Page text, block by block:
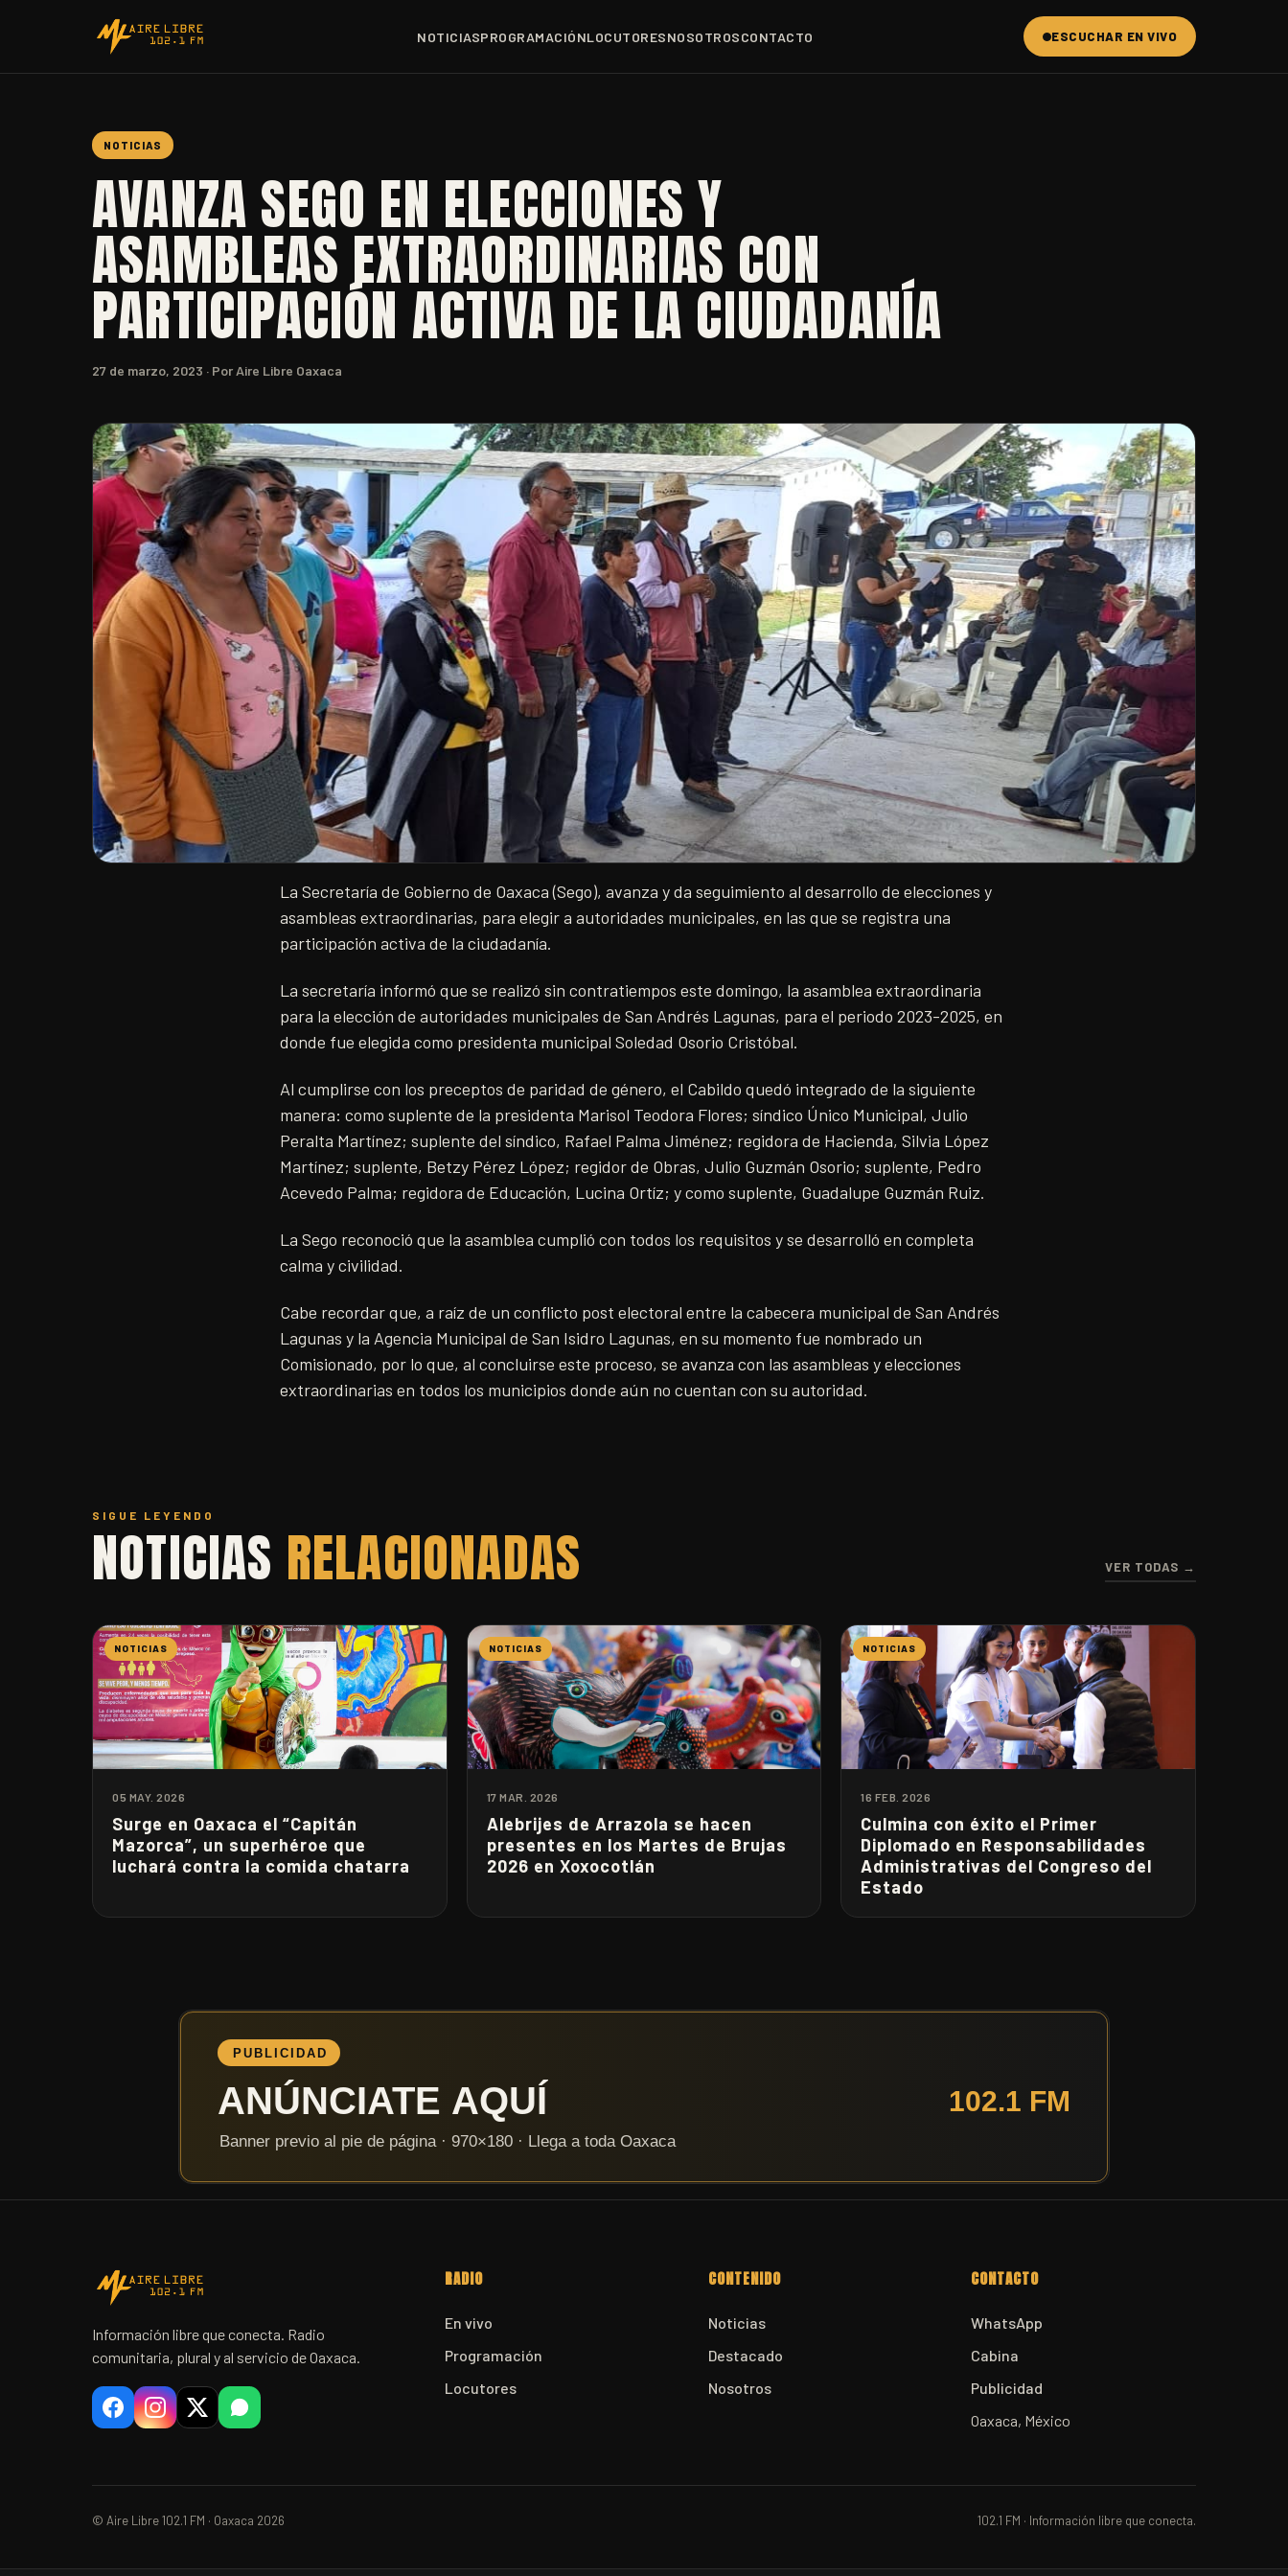
NOTICIASPROGRAMACIÓNLOCUTORESNOSOTROSCONTACTO ESCUCHAR EN VIVO
NOTICIAS
AVANZA SEGO EN ELECCIONES Y
ASAMBLEAS EXTRAORDINARIAS CON
PARTICIPACIÓN ACTIVA DE LA CIUDADANÍA
27 de marzo, 2023 · Por Aire Libre Oaxaca
La Secretaría de Gobierno de Oaxaca (Sego), avanza y da seguimiento al desarrollo de elecciones y
asambleas extraordinarias, para elegir a autoridades municipales, en las que se registra una
participación activa de la ciudadanía.
La secretaría informó que se realizó sin contratiempos este domingo, la asamblea extraordinaria
para la elección de autoridades municipales de San Andrés Lagunas, para el periodo 2023-2025, en
donde fue elegida como presidenta municipal Soledad Osorio Cristóbal.
Al cumplirse con los preceptos de paridad de género, el Cabildo quedó integrado de la siguiente
manera: como suplente de la presidenta Marisol Teodora Flores; síndico Único Municipal, Julio
Peralta Martínez; suplente del síndico, Rafael Palma Jiménez; regidora de Hacienda, Silvia López
Martínez; suplente, Betzy Pérez López; regidor de Obras, Julio Guzmán Osorio; suplente, Pedro
Acevedo Palma; regidora de Educación, Lucina Ortíz; y como suplente, Guadalupe Guzmán Ruiz.
La Sego reconoció que la asamblea cumplió con todos los requisitos y se desarrolló en completa
calma y civilidad.
Cabe recordar que, a raíz de un conflicto post electoral entre la cabecera municipal de San Andrés
Lagunas y la Agencia Municipal de San Isidro Lagunas, en su momento fue nombrado un
Comisionado, por lo que, al concluirse este proceso, se avanza con las asambleas y elecciones
extraordinarias en todos los municipios donde aún no cuentan con su autoridad.
SIGUE LEYENDO
NOTICIAS RELACIONADAS VER TODAS →
NOTICIAS
05 MAY. 2026
Surge en Oaxaca el “Capitán
Mazorca”, un superhéroe que
luchará contra la comida chatarra
NOTICIAS
17 MAR. 2026
Alebrijes de Arrazola se hacen
presentes en los Martes de Brujas
2026 en Xoxocotlán
NOTICIAS
16 FEB. 2026
Culmina con éxito el Primer
Diplomado en Responsabilidades
Administrativas del Congreso del
Estado
Información libre que conecta. Radio
comunitaria, plural y al servicio de Oaxaca.
RADIO
En vivo
Programación
Locutores
CONTENIDO
Noticias
Destacado
Nosotros
CONTACTO
WhatsApp
Cabina
Publicidad
Oaxaca, México
© Aire Libre 102.1 FM · Oaxaca 2026 102.1 FM · Información libre que conecta.